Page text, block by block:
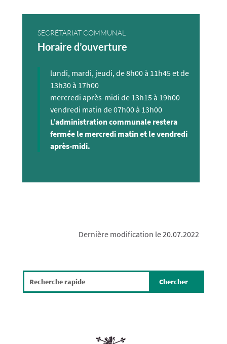
SECRÉTARIAT COMMUNAL
Horaire d’ouverture
lundi, mardi, jeudi, de 8h00 à 11h45 et de
13h30 à 17h00
mercredi après-midi de 13h15 à 19h00
vendredi matin de 07h00 à 13h00
L’administration communale restera
fermée le mercredi matin et le vendredi
après-midi.
Dernière modification le 20.07.2022
Search